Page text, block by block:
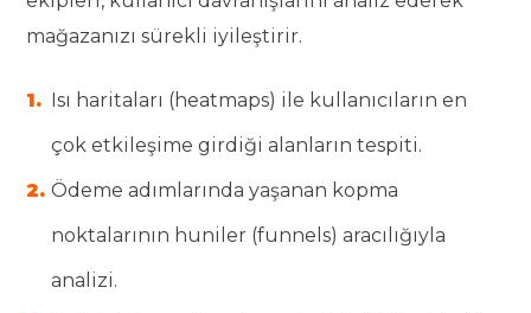
mağazanızı sürekli iyileştirir.
Isı haritaları (heatmaps) ile kullanıcıların en
çok etkileşime girdiği alanların tespiti.
Ödeme adımlarında yaşanan kopma
noktalarının huniler (funnels) aracılığıyla
analizi.